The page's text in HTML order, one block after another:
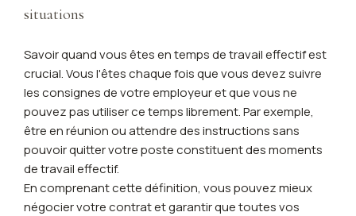
situations
Savoir quand vous êtes en temps de travail effectif est
crucial. Vous l'êtes chaque fois que vous devez suivre
les consignes de votre employeur et que vous ne
pouvez pas utiliser ce temps librement. Par exemple,
être en réunion ou attendre des instructions sans
pouvoir quitter votre poste constituent des moments
de travail effectif.
En comprenant cette définition, vous pouvez mieux
négocier votre contrat et garantir que toutes vos